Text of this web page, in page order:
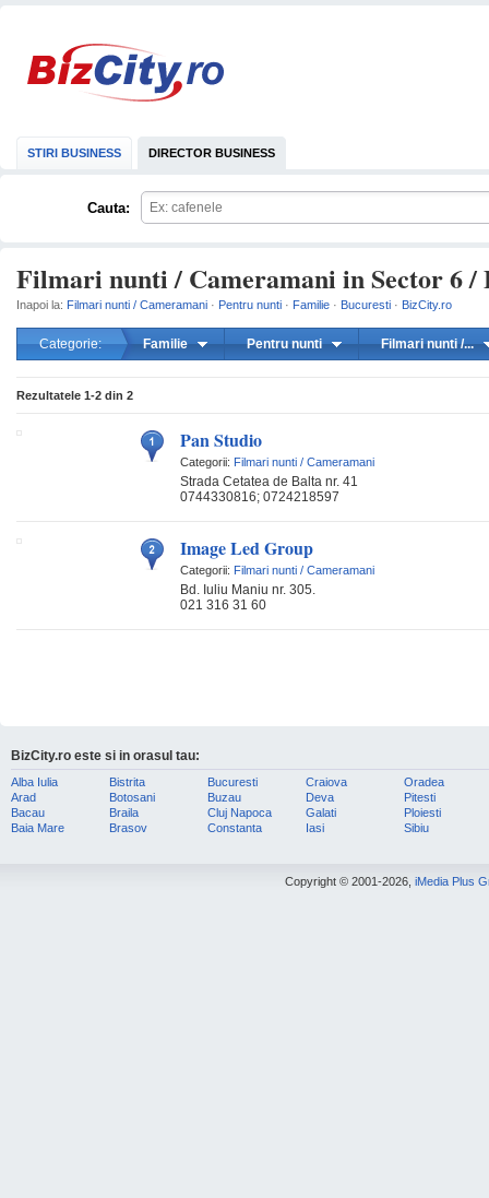
STIRI BUSINESS DIRECTOR BUSINESS
Cauta:
Filmari nunti / Cameramani in Sector 6 /
Inapoi la: Filmari nunti / Cameramani · Pentru nunti · Familie · Bucuresti · BizCity.ro
Categorie: Familie Pentru nunti Filmari nunti /...
Rezultatele 1-2 din 2
Pan Studio
Categorii: Filmari nunti / Cameramani
Strada Cetatea de Balta nr. 41
0744330816; 0724218597
Image Led Group
Categorii: Filmari nunti / Cameramani
Bd. Iuliu Maniu nr. 305.
021 316 31 60
BizCity.ro este si in orasul tau:
Alba Iulia
Arad
Bacau
Baia Mare
Bistrita
Botosani
Braila
Brasov
Bucuresti
Buzau
Cluj Napoca
Constanta
Craiova
Deva
Galati
Iasi
Oradea
Pitesti
Ploiesti
Sibiu
Copyright © 2001-2026, iMedia Plus